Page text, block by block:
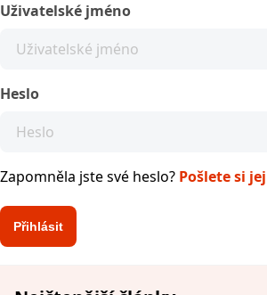
Uživatelské jméno
Heslo
Zapomněla jste své heslo? Pošlete si